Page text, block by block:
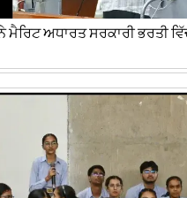
ਮੈਰਿਟ ਅਧਾਰਤ ਸਰਕਾਰੀ ਭਰਤੀ